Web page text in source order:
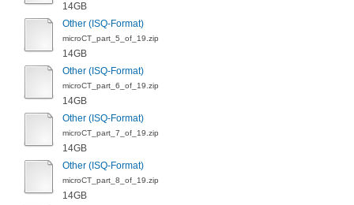
14GB
Other (ISQ-Format)
microCT_part_5_of_19.zip
14GB
Other (ISQ-Format)
microCT_part_6_of_19.zip
14GB
Other (ISQ-Format)
microCT_part_7_of_19.zip
14GB
Other (ISQ-Format)
microCT_part_8_of_19.zip
14GB